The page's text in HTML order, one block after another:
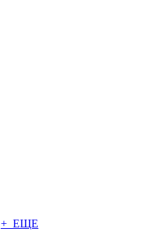
+ ЕЩЕ